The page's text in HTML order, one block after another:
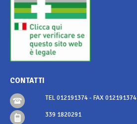
CONTATTI
TEL 012191374 - FAX 012191374
339 1820291